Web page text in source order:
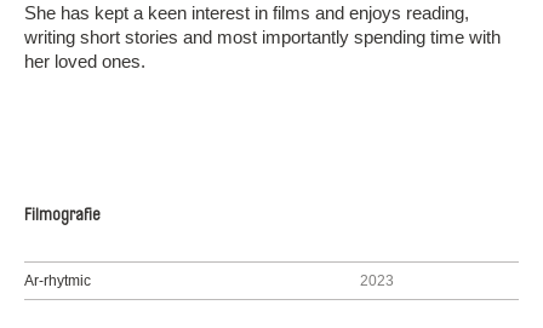
She has kept a keen interest in films and enjoys reading,
writing short stories and most importantly spending time with
her loved ones.
Filmografie
Ar-rhytmic 2023